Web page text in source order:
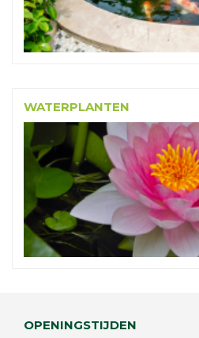
WATERPLANTEN
OPENINGSTIJDEN